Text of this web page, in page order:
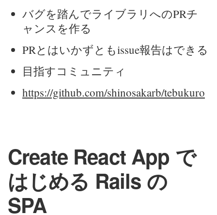
バグを踏んでライブラリへのPRチ
ャンスを作る
PRとはいかずともissue報告はできる
目指すコミュニティ
https://github.com/shinosakarb/tebukuro
Create React App で
はじめる Rails の
SPA